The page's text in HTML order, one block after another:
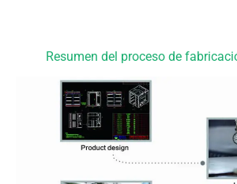
Resumen del proceso de